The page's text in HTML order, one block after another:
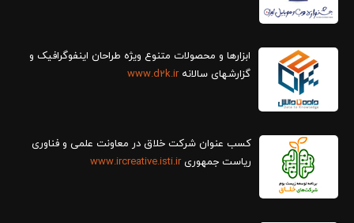
ابزارها و محصولات متنوع ویژه طراحان اینفوگرافیک و
گزارش‎های سالانه
www.d2k.ir
کسب عنوان شرکت خلاق در معاونت علمی و فناوری
ریاست جمهوریwww.ircreative.isti.ir